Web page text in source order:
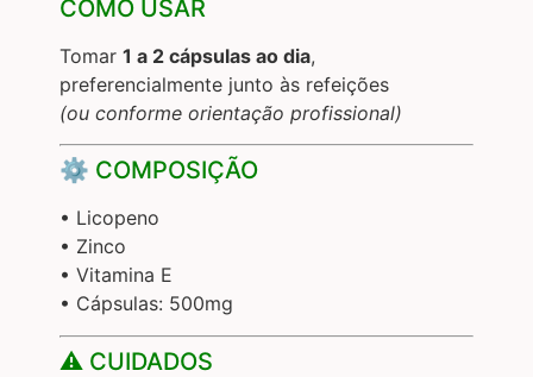
COMO USAR
Tomar 1 a 2 cápsulas ao dia,
preferencialmente junto às refeições
(ou conforme orientação profissional)
⚙️ COMPOSIÇÃO
• Licopeno
• Zinco
• Vitamina E
• Cápsulas: 500mg
⚠️ CUIDADOS